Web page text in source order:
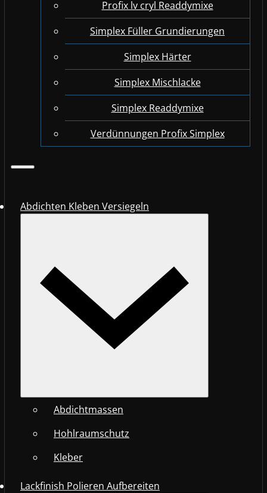
Profix lv cryl Readdymixe
Simplex Füller Grundierungen
Simplex Härter
Simplex Mischlacke
Simplex Readdymixe
Verdünnungen Profix Simplex
Abdichten Kleben Versiegeln
Abdichtmassen
Hohlraumschutz
Kleber
Lackfinish Polieren Aufbereiten